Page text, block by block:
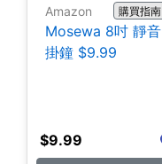
Amazon 購買指南
Mosewa 8吋 靜音
掛鐘 $9.99
$9.99